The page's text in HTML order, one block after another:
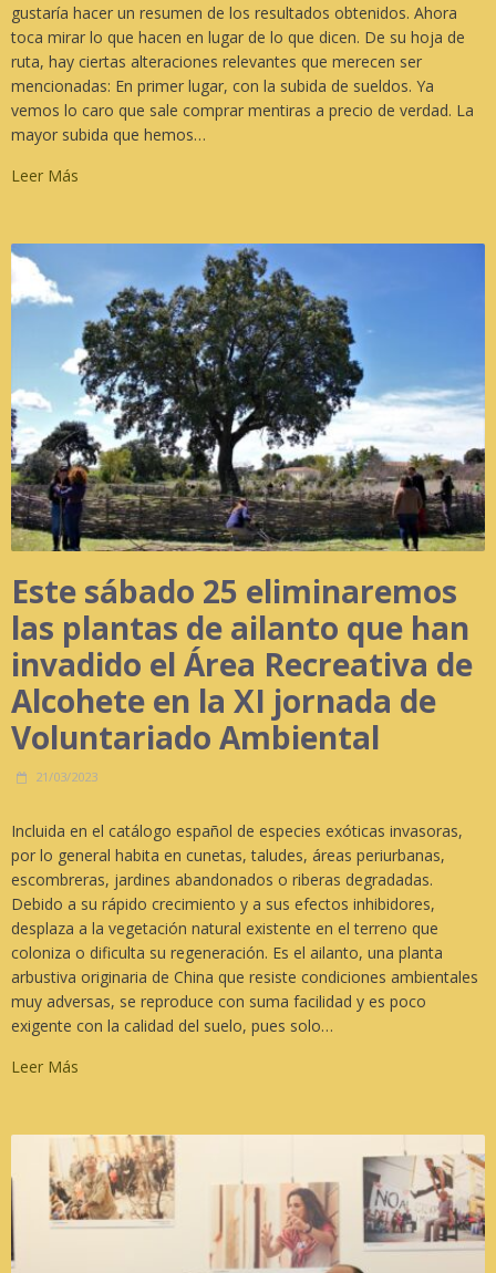
gustaría hacer un resumen de los resultados obtenidos. Ahora
toca mirar lo que hacen en lugar de lo que dicen. De su hoja de
ruta, hay ciertas alteraciones relevantes que merecen ser
mencionadas: En primer lugar, con la subida de sueldos. Ya
vemos lo caro que sale comprar mentiras a precio de verdad. La
mayor subida que hemos…
Leer Más
Este sábado 25 eliminaremos
las plantas de ailanto que han
invadido el Área Recreativa de
Alcohete en la XI jornada de
Voluntariado Ambiental
21/03/2023
Incluida en el catálogo español de especies exóticas invasoras,
por lo general habita en cunetas, taludes, áreas periurbanas,
escombreras, jardines abandonados o riberas degradadas.
Debido a su rápido crecimiento y a sus efectos inhibidores,
desplaza a la vegetación natural existente en el terreno que
coloniza o dificulta su regeneración. Es el ailanto, una planta
arbustiva originaria de China que resiste condiciones ambientales
muy adversas, se reproduce con suma facilidad y es poco
exigente con la calidad del suelo, pues solo…
Leer Más